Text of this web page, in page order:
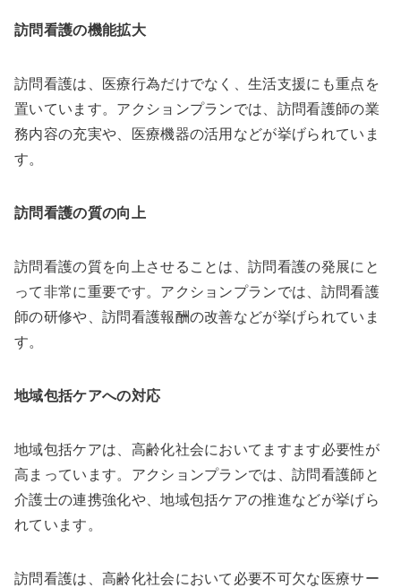
訪問看護の機能拡大
訪問看護は、医療行為だけでなく、生活支援にも重点を
置いています。アクションプランでは、訪問看護師の業
務内容の充実や、医療機器の活用などが挙げられていま
す。
訪問看護の質の向上
訪問看護の質を向上させることは、訪問看護の発展にと
って非常に重要です。アクションプランでは、訪問看護
師の研修や、訪問看護報酬の改善などが挙げられていま
す。
地域包括ケアへの対応
地域包括ケアは、高齢化社会においてますます必要性が
高まっています。アクションプランでは、訪問看護師と
介護士の連携強化や、地域包括ケアの推進などが挙げら
れています。
訪問看護は、高齢化社会において必要不可欠な医療サー